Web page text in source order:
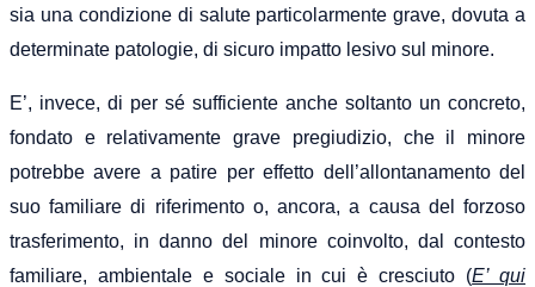
sia una condizione di salute particolarmente grave, dovuta a
determinate patologie, di sicuro impatto lesivo sul minore.
E’, invece, di per sé sufficiente anche soltanto un concreto,
fondato e relativamente grave pregiudizio, che il minore
potrebbe avere a patire per effetto dell’allontanamento del
suo familiare di riferimento o, ancora, a causa del forzoso
trasferimento, in danno del minore coinvolto, dal contesto
familiare, ambientale e sociale in cui è cresciuto (E’ qui